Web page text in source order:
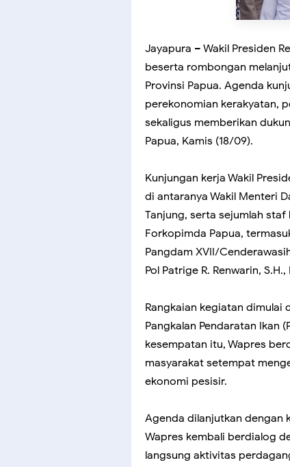
Jayapura – Wakil Presiden
beserta rombongan
Provinsi Papua. Agenda
perekonomian kerakyatan,
sekaligus memberikan
Papua, Kamis (18/09).
Kunjungan kerja Wakil
di antaranya Wakil Menteri
Tanjung, serta sejumlah
Forkopimda Papua,
Pangdam XVII/
Pol Patrige R. Renwarin,
Rangkaian kegiatan
Pangkalan Pendaratan Ikan
kesempatan itu, Wapres
masyarakat setempat
ekonomi pesisir.
Agenda dilanjutkan dengan
Wapres kembali berdialog
langsung aktivitas